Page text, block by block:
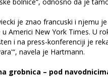
je znao francuski i njemu
u Americi New York Times. U
i na press-konferenciji je
navela je Hartmann.
grobnica – pod